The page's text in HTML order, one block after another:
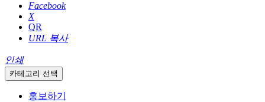
Facebook
X
QR
URL 복사
인쇄
카테고리 선택
홍보하기